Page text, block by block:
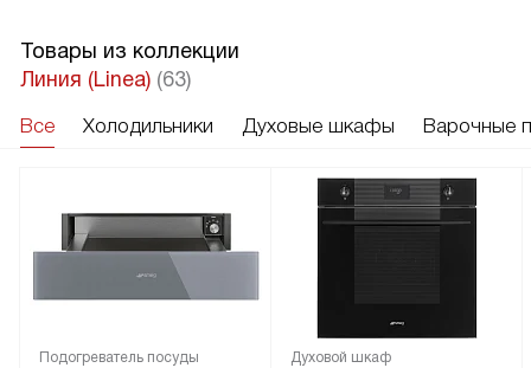
Товары из коллекции
Линия (Linea) (63)
Все Холодильники Духовые шкафы Варочные
Подогреватель посуды Духовой шкаф